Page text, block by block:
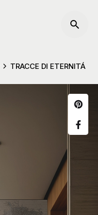
TRACCE DI ETERNITÁ